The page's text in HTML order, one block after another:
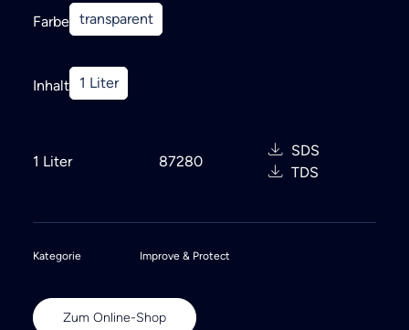
Search
Farbe transparent
Inhalt 1 Liter
1 Liter 87280
SDS
TDS
Kategorie Improve & Protect
Zum Online-Shop